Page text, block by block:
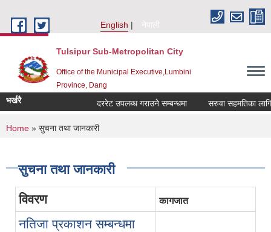
English
नेपाली
Tulsipur Sub-Metropolitan City
Office of the Municipal Executive,Lumbini
Province, Dang
भर्खरै दररेट उपलब्ध गराउने सम्बन्धमा सरुवा सहमतिका लागि
You are here
Home » सुचना तथा जानकारी
सुचना तथा जानकारी
विवरण कागजात
नतिजा प्रकाशन सम्बन्धमा